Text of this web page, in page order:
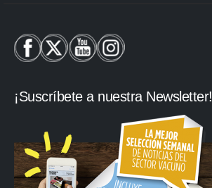
¡Suscríbete a nuestra Newsletter!